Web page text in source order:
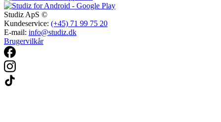
Studiz ApS ©
Kundeservice: (+45) 71 99 75 20
E-mail: info@studiz.dk
Brugervilkår